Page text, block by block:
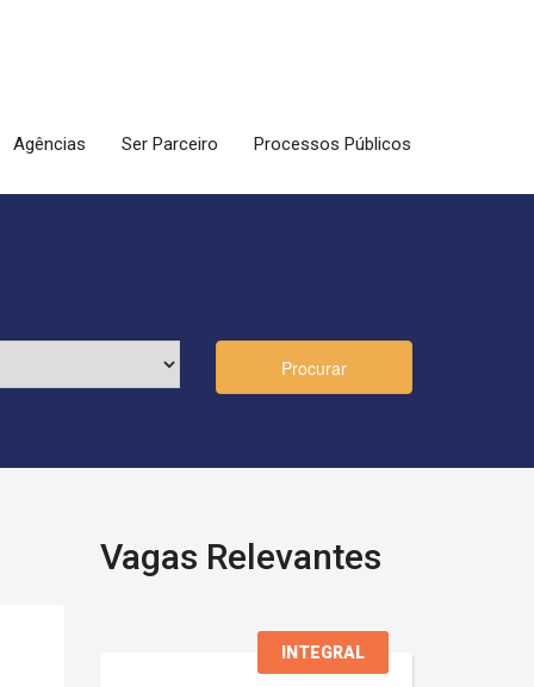
Agências Ser Parceiro Processos Públicos
Procurar
Vagas Relevantes
INTEGRAL